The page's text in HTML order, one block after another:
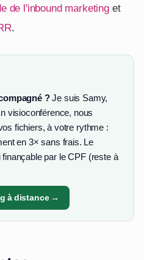
de l'inbound marketing et
.
?Je suis Samy,
visioconférence, nous
fichiers, à votre rythme :
en 3× sans frais. Le
par le CPF (reste à
à distance →